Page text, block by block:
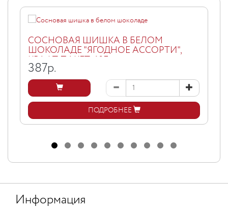
СОСНОВАЯ ШИШКА В БЕЛОМ
ШОКОЛАДЕ "ЯГОДНОЕ АССОРТИ",
КРАФТ ПАКЕТ, 60Г
387р.
ПОДРОБНЕЕ
Информация